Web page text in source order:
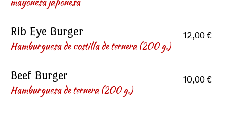
Rib Eye Burger
Hamburguesa de costilla de ternera (200 g.)
12,00 €
Beef Burger
Hamburguesa de ternera (200 g.)
10,00 €